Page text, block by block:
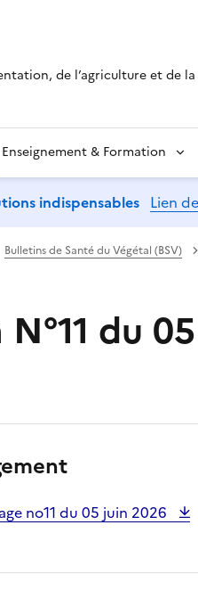
de l’agriculture et de
Enseignement & Formation
indispensables Lien
Bulletins de Santé du Végétal (BSV)
du
no11 du 05 juin 2026